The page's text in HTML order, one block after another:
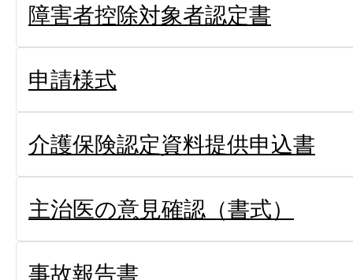
障害者控除対象者認定書
申請様式
介護保険認定資料提供申込書
主治医の意見確認（書式）
事故報告書